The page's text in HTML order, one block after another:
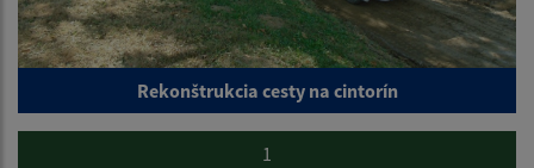
Rekonštrukcia cesty na cintorín
1